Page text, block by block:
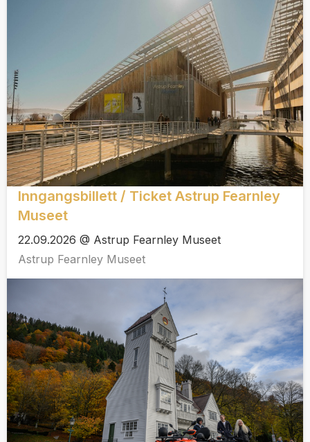
Inngangsbillett / Ticket Astrup Fearnley
Museet
22.09.2026 @ Astrup Fearnley Museet
Astrup Fearnley Museet